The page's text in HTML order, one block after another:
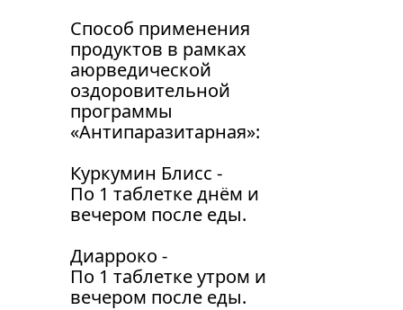
Способ применения
продуктов в рамках
аюрведической
оздоровительной
программы
«Антипаразитарная»:
Куркумин Блисс -
По 1 таблетке днём и
вечером после еды.
Диарроко -
По 1 таблетке утром и
вечером после еды.